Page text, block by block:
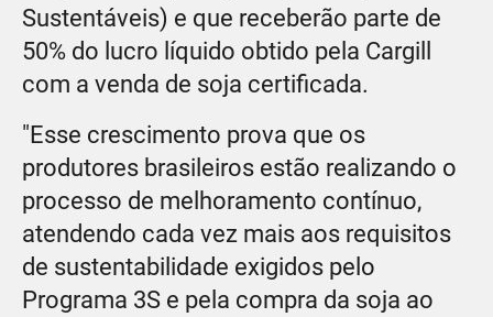
Sustentáveis) e que receberão parte de
50% do lucro líquido obtido pela Cargill
com a venda de soja certificada.
"Esse crescimento prova que os
produtores brasileiros estão realizando o
processo de melhoramento contínuo,
atendendo cada vez mais aos requisitos
de sustentabilidade exigidos pelo
Programa 3S e pela compra da soja ao